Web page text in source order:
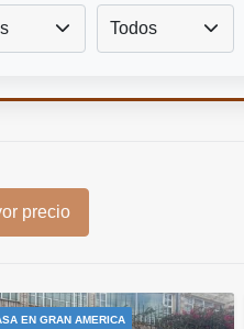
Todos
precio
EN GRAN AMERICA